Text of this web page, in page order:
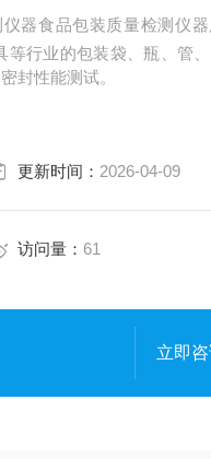
器食品包装质量检测仪器
行业的包装袋、瓶、管
封性能测试。
更新时间： 2026-04-09
访问量： 61
立即